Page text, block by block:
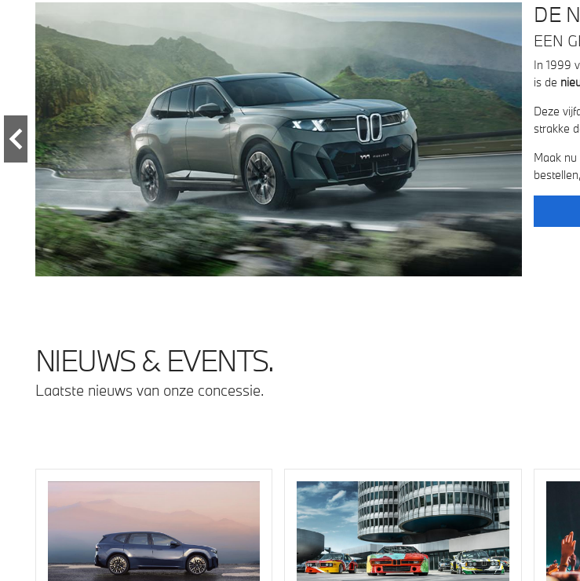
DE
EEN
In 1999
is de
Deze
strakke
Maak
NIEUWS & EVENTS.
Laatste nieuws van onze concessie.